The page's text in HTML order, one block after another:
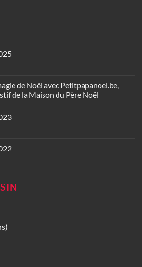
de Noël avec Petitpapanoel.be,
de la Maison du Père Noël